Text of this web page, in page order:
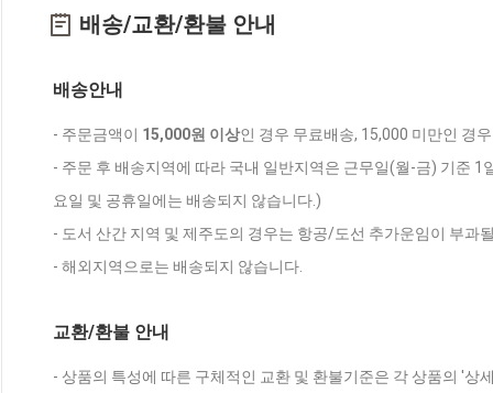
배송/교환/환불 안내
배송안내
- 주문금액이 15,000원 이상인 경우 무료배송, 15,000 미만인 경
- 주문 후 배송지역에 따라 국내 일반지역은 근무일(월-금) 기준
요일 및 공휴일에는 배송되지 않습니다.)
- 도서 산간 지역 및 제주도의 경우는 항공/도선 추가운임이 부과
- 해외지역으로는 배송되지 않습니다.
교환/환불 안내
- 상품의 특성에 따른 구체적인 교환 및 환불기준은 각 상품의 '상